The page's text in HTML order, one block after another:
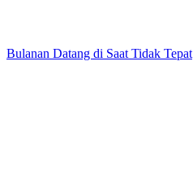
Bulanan Datang di Saat Tidak Tepat